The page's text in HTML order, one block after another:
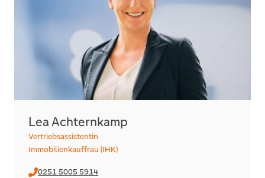
Lea Achternkamp
Vertriebsassistentin
Immobilienkauffrau (IHK)
0251 5005 5914